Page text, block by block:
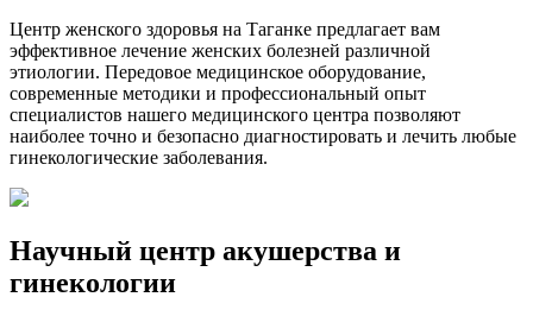
Центр женского здоровья на Таганке предлагает вам
эффективное лечение женских болезней различной
этиологии. Передовое медицинское оборудование,
современные методики и профессиональный опыт
специалистов нашего медицинского центра позволяют
наиболее точно и безопасно диагностировать и лечить любые
гинекологические заболевания.
Научный центр акушерства и
гинекологии